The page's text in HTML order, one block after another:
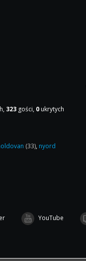
323 gości, 0 ukrytych
(33), nyord
YouTube